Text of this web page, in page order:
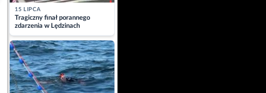
15 LIPCA
Tragiczny finał porannego
zdarzenia w Lędzinach